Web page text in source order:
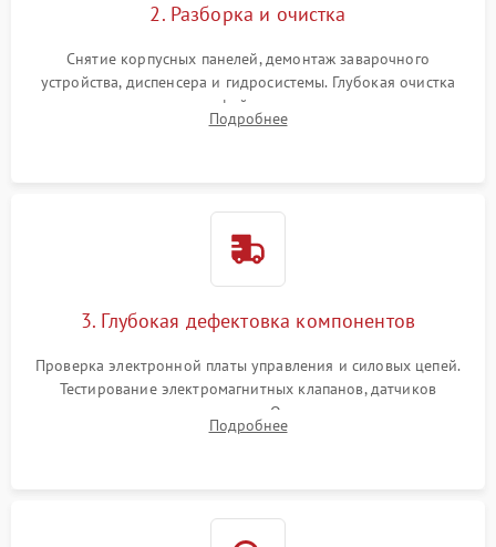
2. Разборка и очистка
Снятие корпусных панелей, демонтаж заварочного
устройства, диспенсера и гидросистемы. Глубокая очистка
внутренних узлов от кофейных масел, жмыха и накипи.
Промывка дренажных каналов и фильтров с использованием
Подробнее
3. Глубокая дефектовка компонентов
Проверка электронной платы управления и силовых цепей.
Тестирование электромагнитных клапанов, датчиков
температуры и расходомера. Оценка степени износа
жерновов кофемолки, уплотнительных колец гидросистемы
Подробнее